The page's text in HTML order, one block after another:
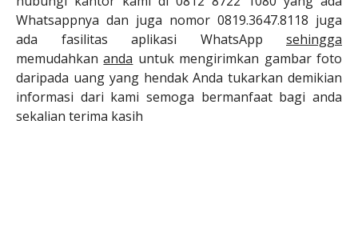
Whatsappnya dan juga nomor 0819.3647.8118 juga
ada fasilitas aplikasi WhatsApp sehingga
memudahkananda untuk mengirimkan gambar foto
daripada uang yang hendak Anda tukarkan demikian
informasi dari kami semoga bermanfaat bagi anda
sekalian terima kasih